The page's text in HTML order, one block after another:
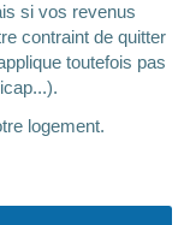
si vos revenus
contraint de quitter
toutefois pas
logement.